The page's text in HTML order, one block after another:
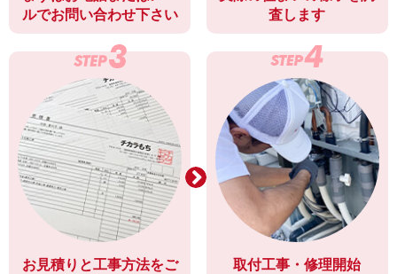
ルでお問い合わせ下さい
査します
お見積りと工事方法をご
取付工事・修理開始